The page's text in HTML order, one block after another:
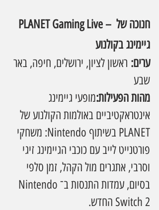
PLANET Gaming Live – חנוכה של
גיימינג בקולנוע
ערים: ראשון לציון, ירושלים, חיפה, באר
שבע
מהות הפעילות:מופעי גיימינג
אינטראקטיביים באולמות הקולנוע של
PLANET בשיתוף Nintendo: משחקי
פורטנייט לייב עם כוכבי הגיימינג זיגי
וסרבי, אתגרים מול הקהל, זמן סלפי
בסיום, עמדות התנסות ב־Nintendo
Switch 2 החדש.